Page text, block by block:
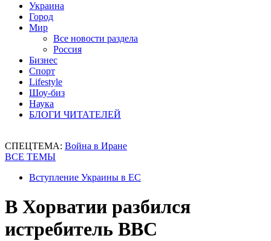
Украина
Город
Мир
Все новости раздела
Россия
Бизнес
Спорт
Lifestyle
Шоу-биз
Наука
БЛОГИ ЧИТАТЕЛЕЙ
СПЕЦТЕМА: Война в Иране
ВСЕ ТЕМЫ
Вступление Украины в ЕС
В Хорватии разбился
истребитель ВВС